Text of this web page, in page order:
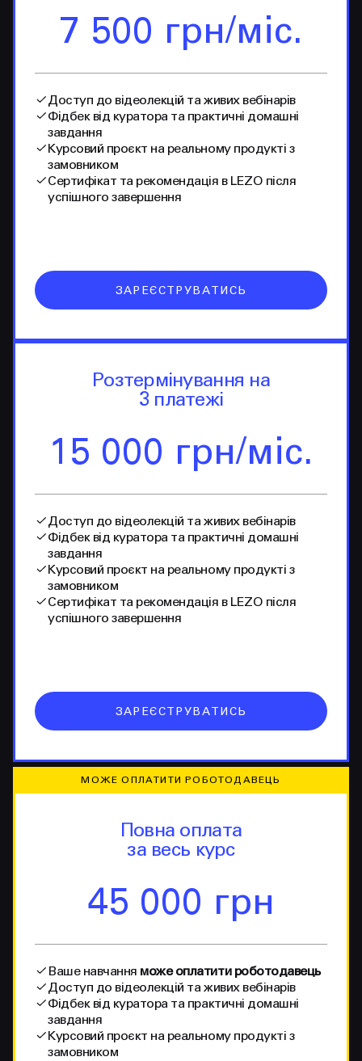
7 500 грн/міс.
Доступ до відеолекцій та живих вебінарів
Фідбек від куратора та практичні домашні
завдання
Курсовий проєкт на реальному продукті з
замовником
Сертифікат та рекомендація в LEZO після
успішного завершення
ЗАРЕЄСТРУВАТИСЬ
Розтермінування на
3 платежі
15 000 грн/міс.
Доступ до відеолекцій та живих вебінарів
Фідбек від куратора та практичні домашні
завдання
Курсовий проєкт на реальному продукті з
замовником
Сертифікат та рекомендація в LEZO після
успішного завершення
ЗАРЕЄСТРУВАТИСЬ
МОЖЕ ОПЛАТИТИ РОБОТОДАВЕЦЬ
Повна оплата
за весь курс
45 000 грн
Ваше навчання може оплатити роботодавець
Доступ до відеолекцій та живих вебінарів
Фідбек від куратора та практичні домашні
завдання
Курсовий проєкт на реальному продукті з
замовником